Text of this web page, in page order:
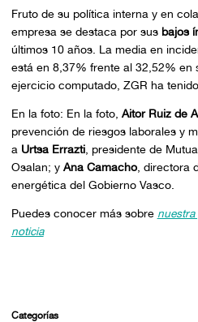
Fruto de su política interna y en
empresa se destaca por sus bajos
últimos 10 años. La media en
está en 8,37% frente al 32,52% en
ejercicio computado, ZGR ha
En la foto: En la foto, Aitor Ruiz de
prevención de riesgos laborales y
a Urtsa Errazti, presidente de
Osalan; y Ana Camacho, directora
energética del Gobierno Vasco.
Puedes conocer más sobre
noticia
Categorías